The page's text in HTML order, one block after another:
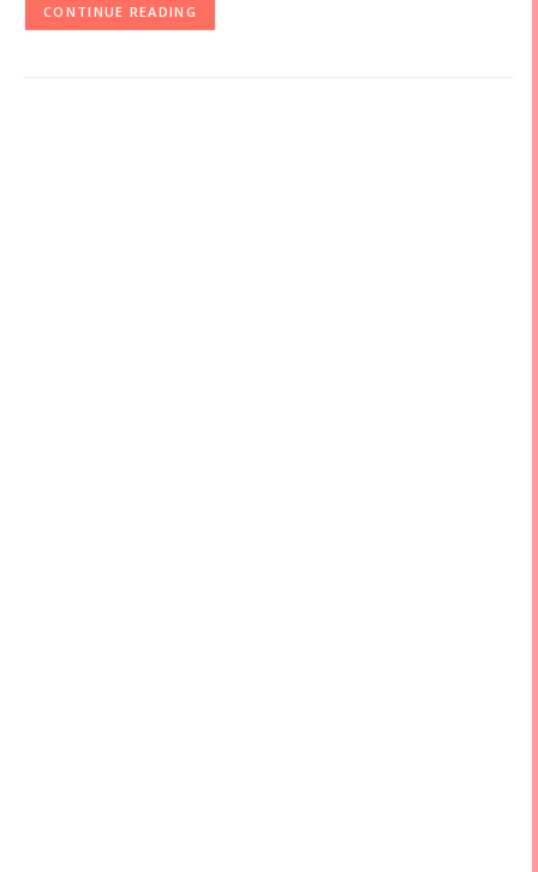
CONTINUE READING